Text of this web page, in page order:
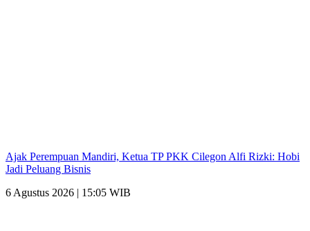
Ajak Perempuan Mandiri, Ketua TP PKK Cilegon Alfi Rizki: Hobi
Jadi Peluang Bisnis
6 Agustus 2026 | 15:05 WIB